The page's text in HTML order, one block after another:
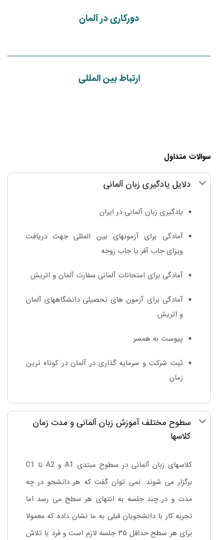
دورکاری در آلمان
ارتباط بین المللی
سوالات متداول
دلایل یادگیری زبان آلمانی
یادگیری زبان آلمانی در ایران
آمادگی برای آزمونهای بین المللی جهت دریافت
ویزای جاب آفر یا جاب زوخه
آمادگی برای امتحانات آلمانی سفارت آلمان و اتریش
آمادگی برای آزمون های تحصیلی دانشگاههای آلمان
و اتریش
پیوست به همسر
ثبت شرکت و سرمایه گذاری در آلمان در کوتاه ترین
زمان
سطوح مختلف آموزش زبان آلمانی و مدت زمان
کلاسها
کلاسهای زبان آلمانی در سطوح مبتدی A1 و A2 تا C1
برگزار می شوند. نمی توان گفت که هر دانشجو در چه
مدت و در چند جلسه به انتهای هر سطح می رسد اما
تجربه کار با دانشجویان قبلی به ما نشان داده که معمولا
برای هر سطح حداقل ۳۵ جلسه لازم است و فرد با تلاش